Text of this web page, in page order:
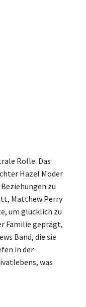
Rolle. Das
Hazel Moder
zu
Matthew Perry
um glücklich zu
Familie geprägt,
Band, die sie
in der
was